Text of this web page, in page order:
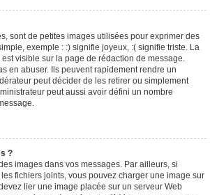
sont de petites images utilisées pour exprimer des
exemple : :) signifie joyeux, :( signifie triste. La
visible sur la page de rédaction de message.
en abuser. Ils peuvent rapidement rendre un
peut décider de les retirer ou simplement
peut aussi avoir défini un nombre
?
images dans vos messages. Par ailleurs, si
les fichiers joints, vous pouvez charger une image sur
lier une image placée sur un serveur Web